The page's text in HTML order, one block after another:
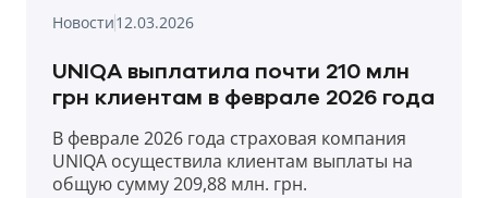
Новости12.03.2026
UNIQA выплатила почти 210 млн
грн клиентам в феврале 2026 года
В феврале 2026 года страховая компания
UNIQA осуществила клиентам выплаты на
общую сумму 209,88 млн. грн.